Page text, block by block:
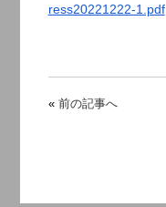
ress20221222-1.pdf
« 前の記事へ